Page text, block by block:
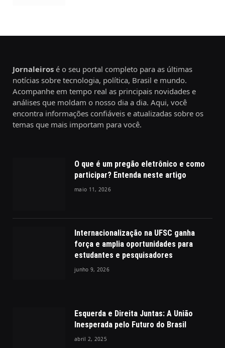
Jornaleiros é o seu portal completo para as últimas
notícias sobre tecnologia, política, Brasil e mundo.
Acompanhe em tempo real as principais novidades e
análises que moldam o nosso dia a dia. Aqui, você
encontra informações confiáveis e atualizadas sobre os
temas que mais importam para você.
O que é um pregão eletrônico e como
participar? Entenda neste artigo
maio 11, 2026
Internacionalização na UFSC ganha
força e amplia oportunidades para
estudantes e pesquisadores
junho 9, 2026
Esquerda e Direita Juntas: A União
Inesperada pelo Futuro do Brasil
abril 2, 2025